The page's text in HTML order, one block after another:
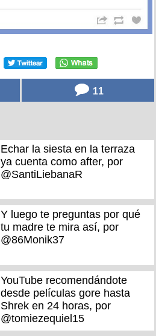
11
Echar la siesta en la terraza
ya cuenta como after, por
@SantiLiebanaR
Y luego te preguntas por qué
tu madre te mira así, por
@86Monik37
YouTube recomendándote
desde películas gore hasta
Shrek en 24 horas, por
@tomiezequiel15